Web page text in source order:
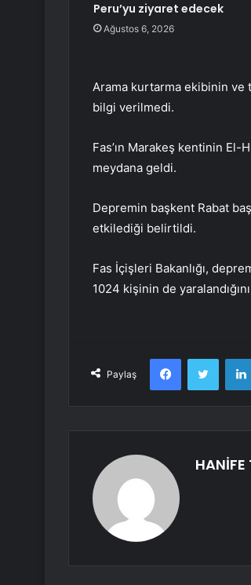
Peru’yu ziyaret edecek
Ağustos 6, 2026
Arama kurtarma ekibinin ve
bilgi verilmedi.
Fas’ın Marakeş kentinin
meydana geldi.
Depremin başkent Rabat
etkilediği belirtildi.
Fas İçişleri Bakanlığı,
1024 kişinin de
Paylaş
Facebook
HANİFE